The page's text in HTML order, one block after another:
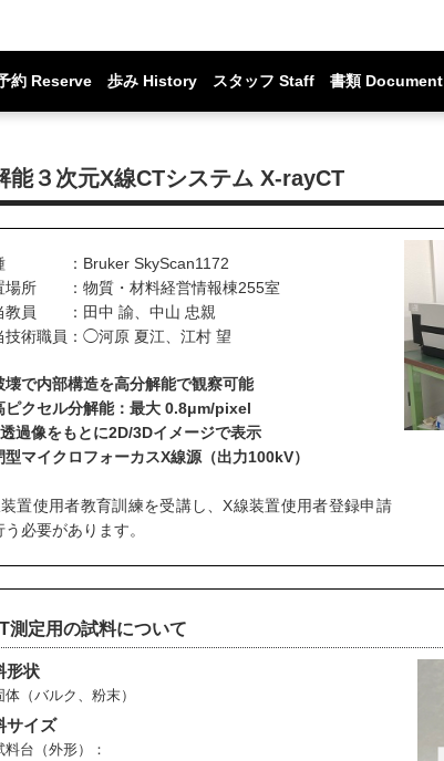
約 Reserve 歩み History スタッフ Staff 書類 Document
能３次元X線CTシステム X-rayCT
：Bruker SkyScan1172
場所 ：物質・材料経営情報棟255室
教員 ：田中 諭、中山 忠親
技術職員：◯河原 夏江、江村 望
壊で内部構造を高分解能で観察可能
ピクセル分解能：最大 0.8μm/pixel
過像をもとに2D/3Dイメージで表示
型マイクロフォーカスX線源（出力100kV）
置使用者教育訓練を受講し、X線装置使用者登録申請
う必要があります。
測定用の試料について
形状
体（バルク、粉末）
サイズ
料台（外形）：